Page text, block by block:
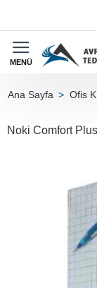
Ofis
Noki Comfort